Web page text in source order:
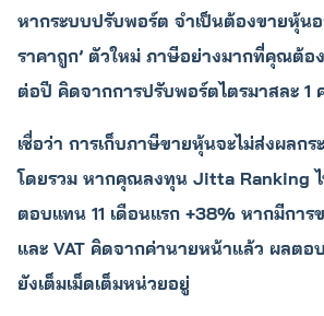
หากระบบปรับพอร์ต จำเป็นต้องขายหุ้น
ราคาถูก’ ตัวใหม่ ภาษีอย่างมากที่คุณต้อ
ต่อปี คิดจากการปรับพอร์ตไตรมาสละ 1
เชื่อว่า การเก็บภาษีขายหุ้นจะไม่ส่งผลก
โดยรวม หากคุณลงทุน Jitta Ranking
ตอบแทน 11 เดือนแรก +38% หากมีกา
และ VAT คิดจากค่านายหน้าแล้ว ผลต
ยังเต็มเม็ดเต็มหน่วยอยู่